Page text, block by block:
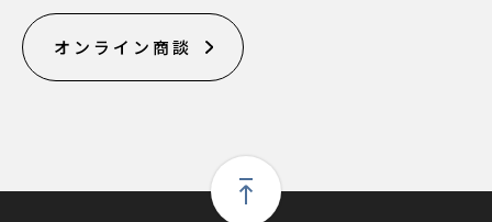
オンライン商談